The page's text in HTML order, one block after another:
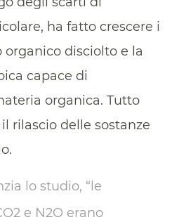
ha fatto crescere i
organico disciolto e la
capace di
organica. Tutto
rilascio delle sostanze
lo studio, “le
e N2O erano